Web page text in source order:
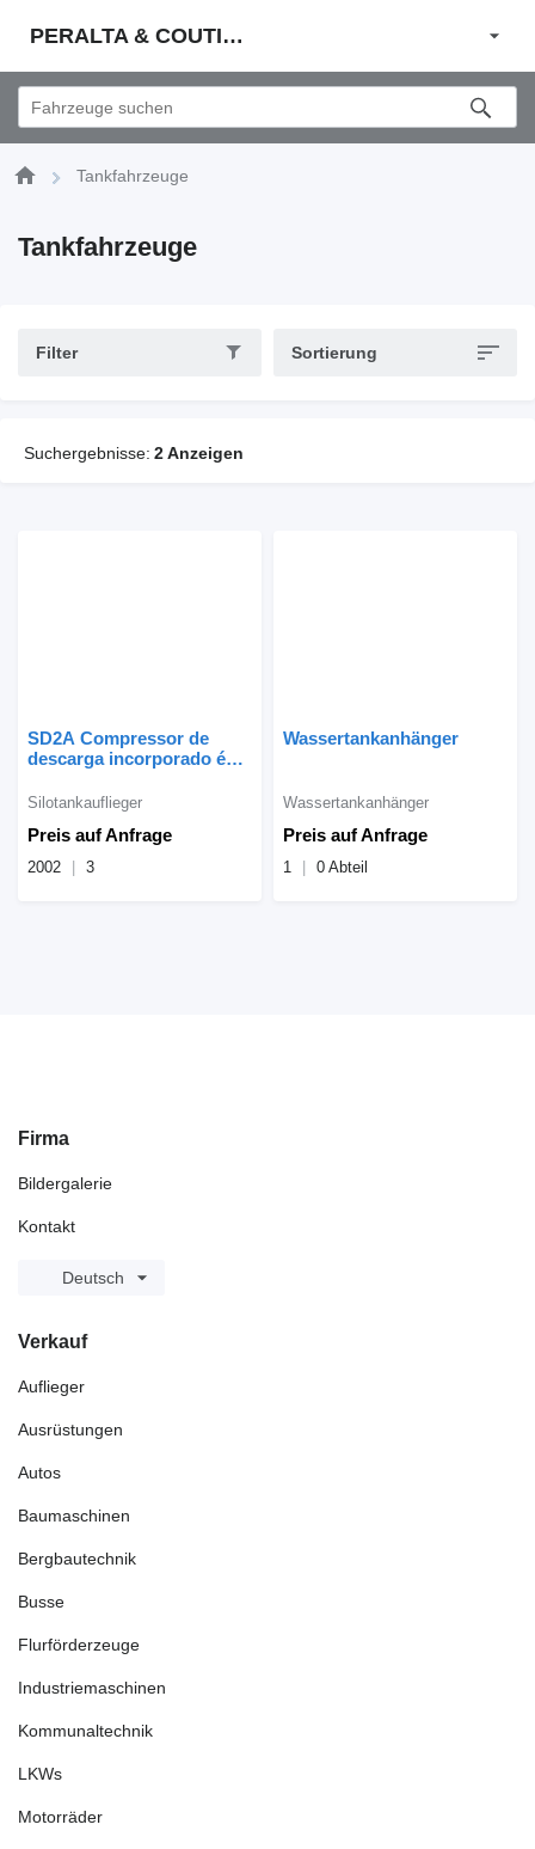
PERALTA & COUTINHO S.A.
Tankfahrzeuge
Tankfahrzeuge
Filter Sortierung
Suchergebnisse: 2 Anzeigen
SD2A Compressor de
descarga incorporado é
Preis auf Anfrage
Silotankauflieger
2002 3
Wassertankanhänger
Preis auf Anfrage
Wassertankanhänger
1 0 Abteil
Firma
Bildergalerie
Kontakt
Deutsch
Verkauf
Auflieger
Ausrüstungen
Autos
Baumaschinen
Bergbautechnik
Busse
Flurförderzeuge
Industriemaschinen
Kommunaltechnik
LKWs
Motorräder